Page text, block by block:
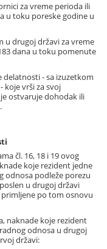
za vreme perioda ili
u toku poreske godine u
u drugoj državi za vreme
dana u toku pomenute
delatnosti - sa izuzetkom
vrši za svoj
ostvaruje dohodak ili
čl. 16, 18 i 19 ovog
koje rezident jedne
odnosa podleže porezu
u drugoj državi
po tom osnovu
naknade koje rezident
odnosa u drugoj
državi: